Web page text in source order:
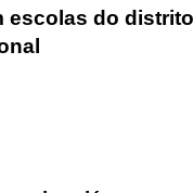
escolas do